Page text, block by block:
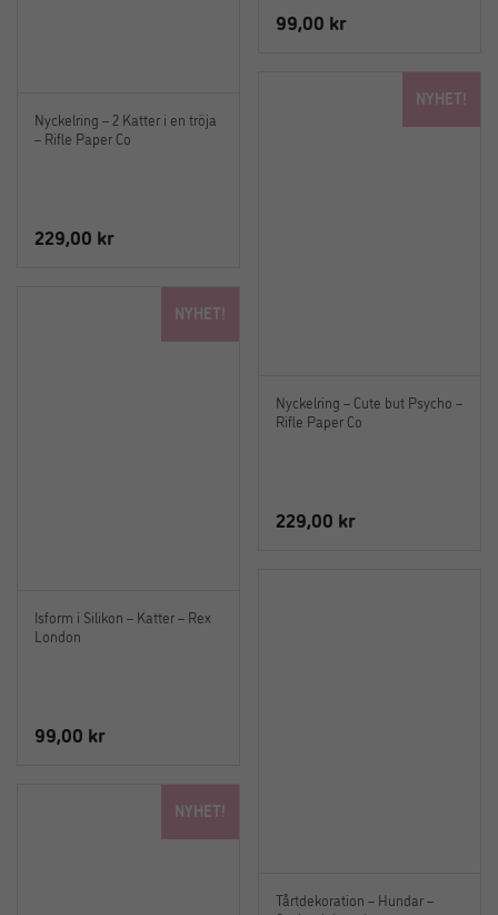
99,00 kr
Nyckelring – 2 Katter i en tröja
– Rifle Paper Co
229,00 kr
NYHET!
Nyckelring – Cute but Psycho –
Rifle Paper Co
229,00 kr
NYHET!
Isform i Silikon – Katter – Rex
London
99,00 kr
Tårtdekoration – Hundar –
NYHET!